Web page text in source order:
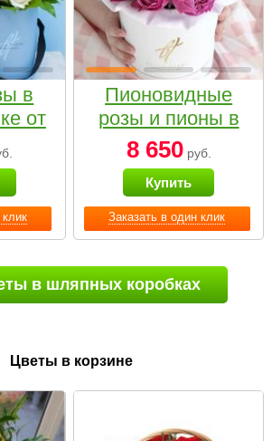
в
от
Заказать в один клик
Пионовидные
розы и пионы в
белой коробке
Small
8 650руб.
Купить
в шляпных коробках
Цветы в корзине